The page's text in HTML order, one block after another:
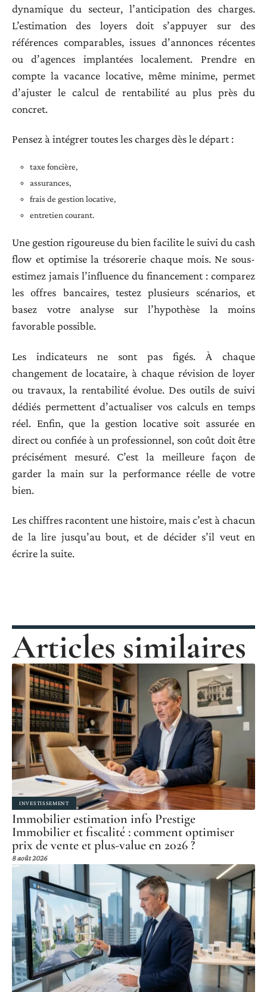
dynamique du secteur, l’anticipation des charges.
L’estimation des loyers doit s’appuyer sur des
références comparables, issues d’annonces récentes
ou d’agences implantées localement. Prendre en
compte la vacance locative, même minime, permet
d’ajuster le calcul de rentabilité au plus près du
concret.
Pensez à intégrer toutes les charges dès le départ :
taxe foncière,
assurances,
frais de gestion locative,
entretien courant.
Une gestion rigoureuse du bien facilite le suivi du cash
flow et optimise la trésorerie chaque mois. Ne sous-
estimez jamais l’influence du financement : comparez
les offres bancaires, testez plusieurs scénarios, et
basez votre analyse sur l’hypothèse la moins
favorable possible.
Les indicateurs ne sont pas figés. À chaque
changement de locataire, à chaque révision de loyer
ou travaux, la rentabilité évolue. Des outils de suivi
dédiés permettent d’actualiser vos calculs en temps
réel. Enfin, que la gestion locative soit assurée en
direct ou confiée à un professionnel, son coût doit être
précisément mesuré. C’est la meilleure façon de
garder la main sur la performance réelle de votre
bien.
Les chiffres racontent une histoire, mais c’est à chacun
de la lire jusqu’au bout, et de décider s’il veut en
écrire la suite.
Articles similaires
INVESTISSEMENT
Immobilier estimation info Prestige
Immobilier et fiscalité : comment optimiser
prix de vente et plus-value en 2026 ?
8 août 2026